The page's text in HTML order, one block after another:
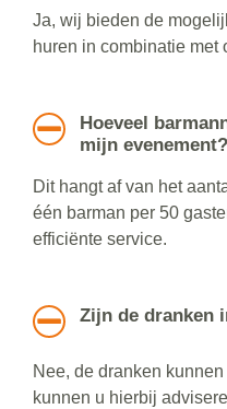
Ja, wij bieden de
huren in combinatie met
Hoeveel
mijn evenement?
Dit hangt af van het
één barman per 50
efficiënte service.
Zijn de dranken
Nee, de dranken
kunnen u hierbij